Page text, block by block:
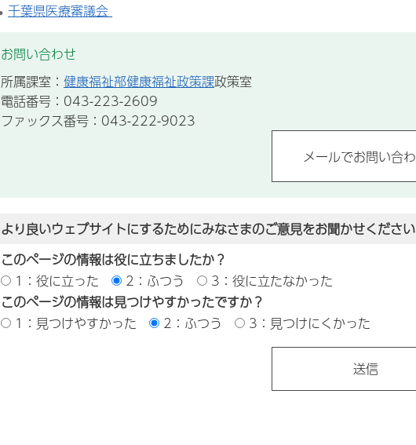
千葉県医療審議会
お問い合わせ
所属課室： 健康福祉部健康福祉政策課政策室
電話番号：043-223-2609
ファックス番号：043-222-9023
より良いウェブサイトにするためにみなさまのご意見をお聞かせください
このページの情報は役に立ちましたか？
1：役に立った
2：ふつう
3：役に立たなかった
このページの情報は見つけやすかったですか？
1：見つけやすかった
2：ふつう 3：見つけにくかった